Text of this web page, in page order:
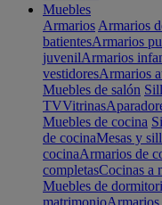
Muebles
Armarios Armarios
batientesArmarios
juvenilArmarios
vestidoresArmarios
Muebles de salón
TVVitrinas
Muebles de cocina
de cocinaMesas y
cocinaArmarios de
completasCocinas a
Muebles de
matrimonio